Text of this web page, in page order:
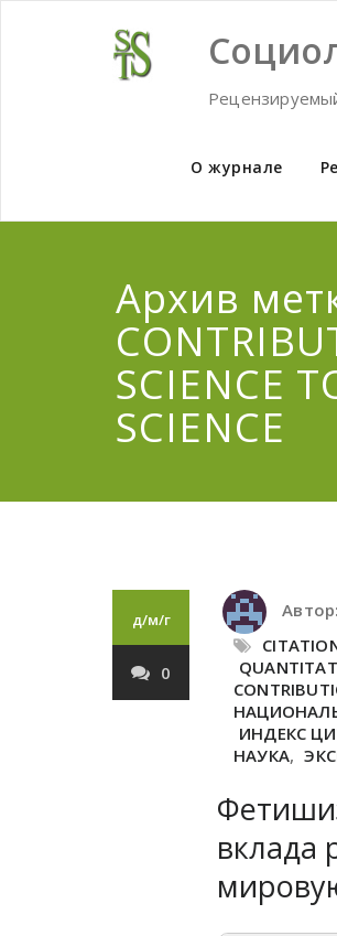
О журнале
Архив
SCIENCE
SCIENCE
д/м/г
0
Автор:
ИНДЕКС
НАУКА,
вклада